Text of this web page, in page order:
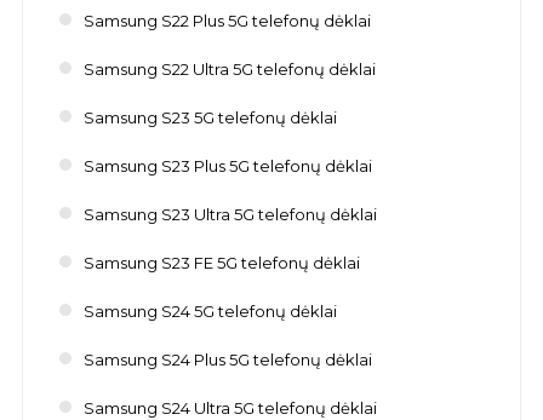
Samsung S22 Plus 5G telefonų dėklai
Samsung S22 Ultra 5G telefonų dėklai
Samsung S23 5G telefonų dėklai
Samsung S23 Plus 5G telefonų dėklai
Samsung S23 Ultra 5G telefonų dėklai
Samsung S23 FE 5G telefonų dėklai
Samsung S24 5G telefonų dėklai
Samsung S24 Plus 5G telefonų dėklai
Samsung S24 Ultra 5G telefonų dėklai